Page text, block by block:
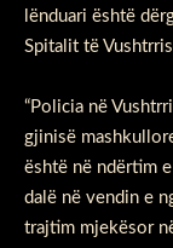
lënduari është
Spitalit të
“Policia në
gjinisë
është në ndërtim
dalë në vendin e
trajtim mjekësor